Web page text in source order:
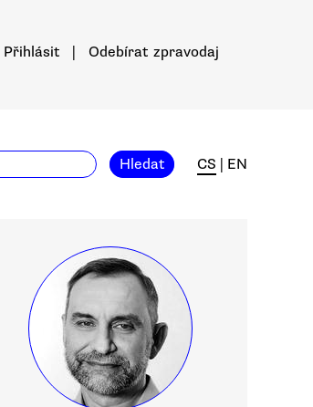
Přihlásit Odebírat zpravodaj
Hledat CS EN